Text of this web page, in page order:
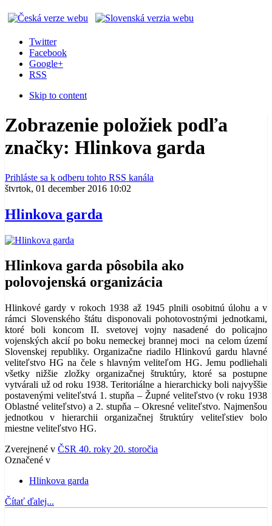
Twitter
Facebook
Google+
RSS
Skip to content
Zobrazenie položiek podľa
značky: Hlinkova garda
Prihláste sa k odberu tohto RSS kanála
štvrtok, 01 december 2016 10:02
Hlinkova garda
Hlinkova garda pôsobila ako
polovojenská organizácia
Hlinkové gardy v rokoch 1938 až 1945 plnili osobitnú úlohu a v
rámci Slovenského štátu disponovali pohotovostnými jednotkami,
ktoré boli koncom II. svetovej vojny nasadené do policajno
vojenských akcií po boku nemeckej brannej moci na celom území
Slovenskej republiky. Organizačne riadilo Hlinkovú gardu hlavné
veliteľstvo HG na čele s hlavným veliteľom HG. Jemu podliehali
všetky nižšie zložky organizačnej štruktúry, ktoré sa postupne
vytvárali už od roku 1938. Teritoriálne a hierarchicky boli najvyššie
postavenými veliteľstvá 1. stupňa – Župné veliteľstvo (v roku 1938
Oblastné veliteľstvo) a 2. stupňa – Okresné veliteľstvo. Najmenšou
jednotkou v hierarchii organizačnej štruktúry veliteľstiev bolo
miestne veliteľstvo HG.
Zverejnené v ČSR 40. roky 20. storočia
Označené v
Hlinkova garda
Čítať ďalej...